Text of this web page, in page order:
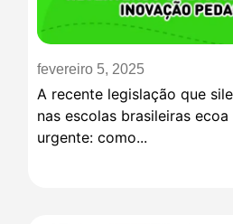
fevereiro 5, 2025
A recente legislação que
nas escolas brasileiras
urgente: como...